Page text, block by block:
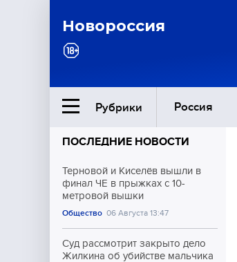
Новороссия
Рубрики Россия
Ближний Восток
Общество
Культура
ПОСЛЕДНИЕ НОВОСТИ
Терновой и Киселёв вышли в
финал ЧЕ в прыжках с 10-
метровой вышки
Общество 06 Августа 13:47
Суд рассмотрит закрыто дело
Жилкина об убийстве мальчика